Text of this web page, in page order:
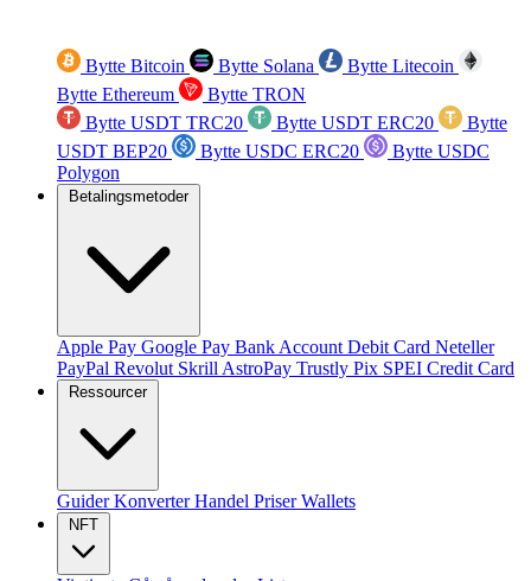
Bytte Bitcoin Bytte Solana
Bytte Litecoin
Bytte Ethereum
Bytte TRON
Bytte USDT TRC20
Bytte USDT ERC20
Bytte
USDT BEP20
Bytte USDC ERC20
Bytte USDC
Polygon
Betalingsmetoder
Apple Pay Google Pay Bank Account Debit Card Neteller
PayPal Revolut Skrill AstroPay Trustly Pix SPEI Credit Card
Ressourcer
GuiderKonverterHandel PriserWallets
NFT